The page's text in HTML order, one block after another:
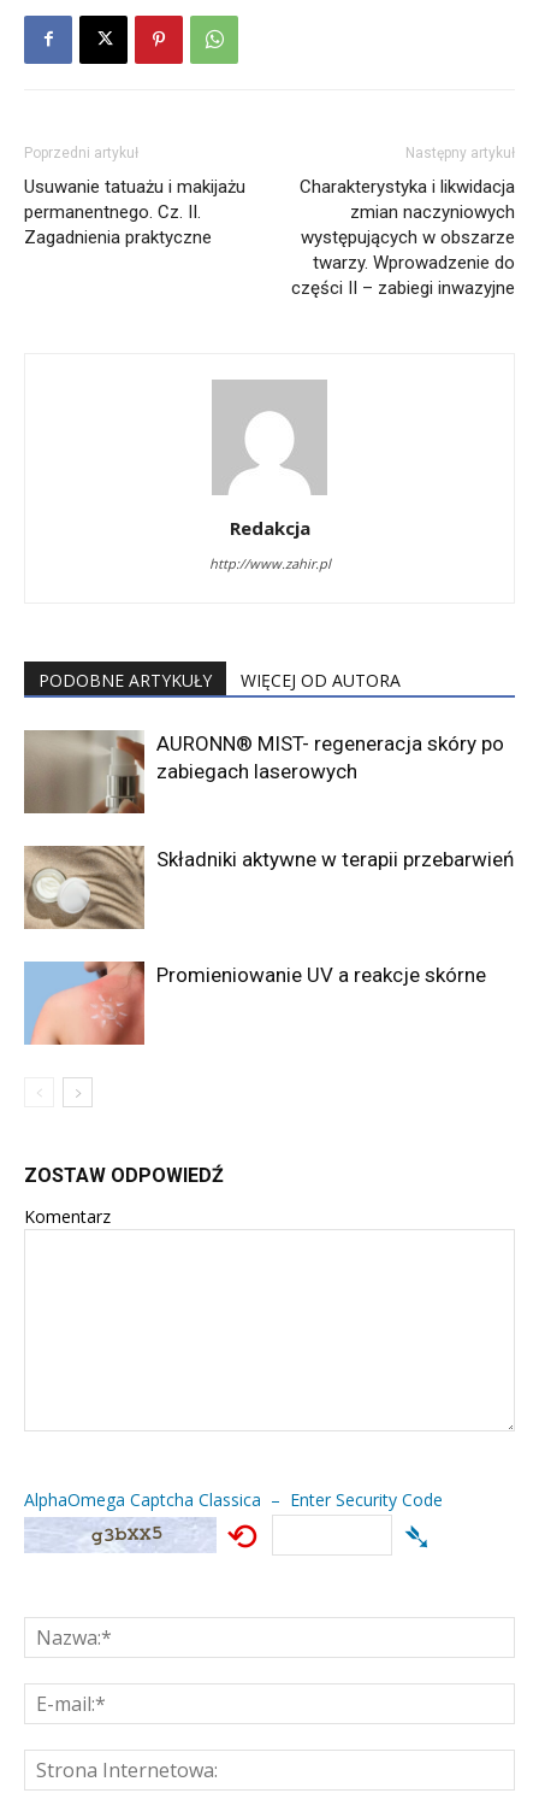
Poprzedni artykuł
Usuwanie tatuażu i makijażu
permanentnego. Cz. II.
Zagadnienia praktyczne
Następny artykuł
Charakterystyka i likwidacja
zmian naczyniowych
występujących w obszarze
twarzy. Wprowadzenie do
części II – zabiegi inwazyjne
Redakcja
http://www.zahir.pl
PODOBNE ARTYKUŁY WIĘCEJ OD AUTORA
AURONN® MIST- regeneracja skóry po
zabiegach laserowych
Składniki aktywne w terapii przebarwień
Promieniowanie UV a reakcje skórne
ZOSTAW ODPOWIEDŹ
Komentarz
AlphaOmega Captcha Classica – Enter Security Code
⟲ ➴